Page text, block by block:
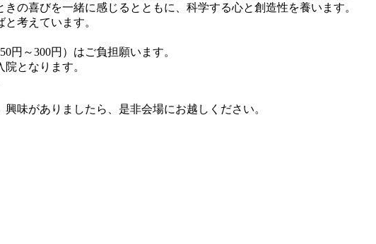
の喜びを一緒に感じるとともに、科学する心と創造性を養います。
考えています。
円～300円）はご負担願います。
となります。
味がありましたら、是非会場にお越しください。